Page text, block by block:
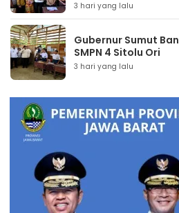
3 hari yang lalu
Gubernur Sumut
SMPN 4 Sitolu Ori
3 hari yang lalu